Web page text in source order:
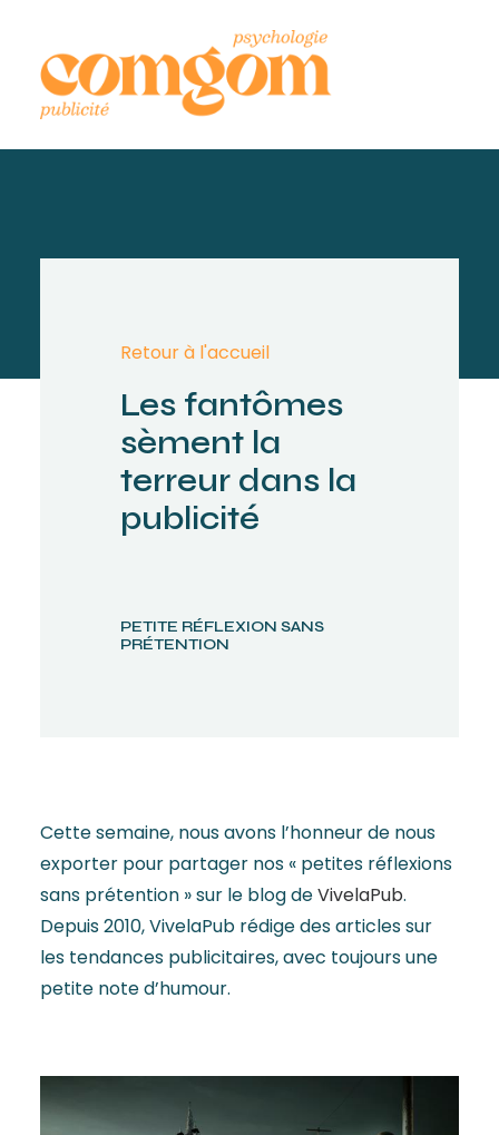
PETITE RÉFLEXION SANS
PRÉTENTION
Retour à l'accueil
Les fantômes
sèment la
terreur dans la
publicité
Cette semaine, nous avons l’honneur de nous
exporter pour partager nos « petites réflexions
sans prétention » sur le blog deVivelaPub.
Depuis 2010, VivelaPub rédige des articles sur
les tendances publicitaires, avec toujours une
petite note d’humour.